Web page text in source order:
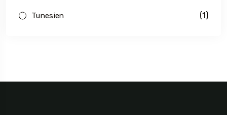
Tunesien (1)